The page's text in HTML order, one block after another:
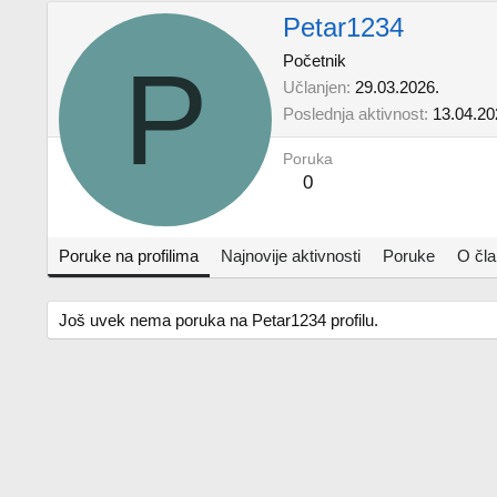
P
Petar1234
Početnik
Učlanjen 29.03.2026.
Poslednja aktivnost
Poruka
0
Poruke na profilima Najnovije aktivnosti Poruke O
Još uvek nema poruka na Petar1234 profilu.